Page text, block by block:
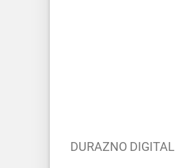
DURAZNO DIGITAL